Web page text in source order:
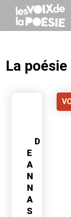
La
D
E
A
N
N
A
S